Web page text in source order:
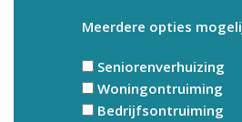
Meerdere opties
Seniorenverhuizing
Woningontruiming
Bedrijfsontruiming